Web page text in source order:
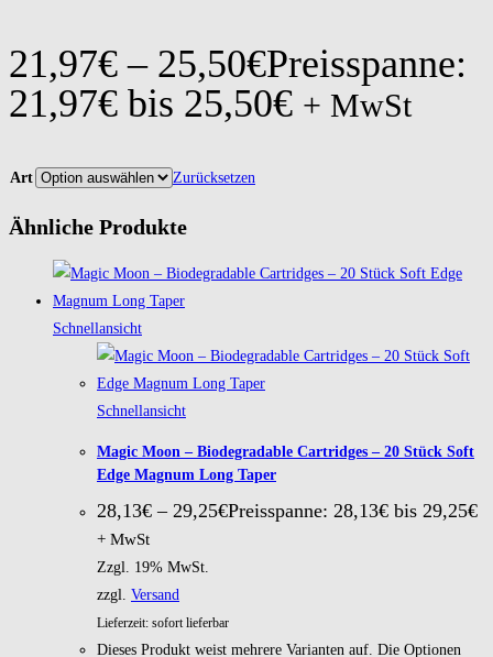
21,97€ – 25,50€Preisspanne:
21,97€ bis 25,50€ + MwSt
Art Zurücksetzen
Ähnliche Produkte
Schnellansicht
Schnellansicht
Magic Moon – Biodegradable Cartridges – 20 Stück Soft
Edge Magnum Long Taper
28,13€ – 29,25€Preisspanne: 28,13€ bis 29,25€
+ MwSt
Zzgl. 19% MwSt.
zzgl. Versand
Lieferzeit: sofort lieferbar
Dieses Produkt weist mehrere Varianten auf. Die Optionen